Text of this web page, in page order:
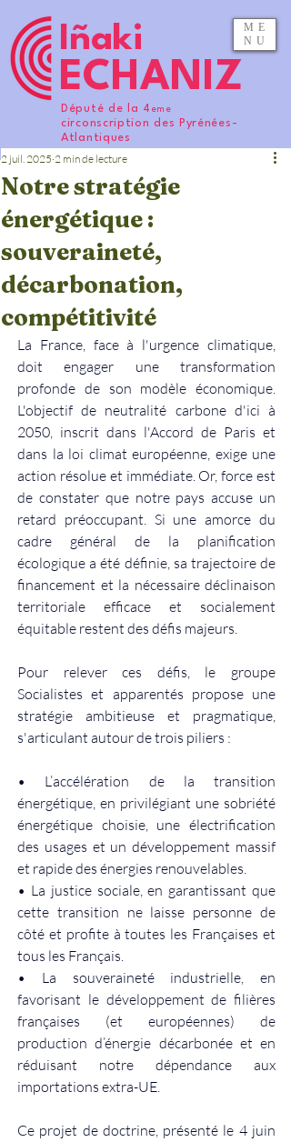
ME
NU
ECHANIZ
Iñaki
Député de la 4 eme
circonscription des Pyrénées-
Atlantiques
Notre stratégie
énergétique :
souveraineté,
décarbonation,
compétitivité
2 juil. 2025 2 min de lecture
La France, face à l'urgence climatique,
doit engager une transformation
profonde de son modèle économique.
L'objectif de neutralité carbone d'ici à
2050, inscrit dans l'Accord de Paris et
dans la loi climat européenne, exige une
action résolue et immédiate. Or, force est
de constater que notre pays accuse un
retard préoccupant. Si une amorce du
cadre général de la planification
écologique a été définie, sa trajectoire de
financement et la nécessaire déclinaison
territoriale efficace et socialement
équitable restent des défis majeurs.
Pour relever ces défis, le groupe
Socialistes et apparentés propose une
stratégie ambitieuse et pragmatique,
s'articulant autour de trois piliers :
• L’accélération de la transition
énergétique, en privilégiant une sobriété
énergétique choisie, une électrification
des usages et un développement massif
et rapide des énergies renouvelables.
• La justice sociale, en garantissant que
cette transition ne laisse personne de
côté et profite à toutes les Françaises et
tous les Français.
• La souveraineté industrielle, en
favorisant le développement de filières
françaises (et européennes) de
production d’énergie décarbonée et en
réduisant notre dépendance aux
importations extra-UE.
Ce projet de doctrine, présenté le 4 juin